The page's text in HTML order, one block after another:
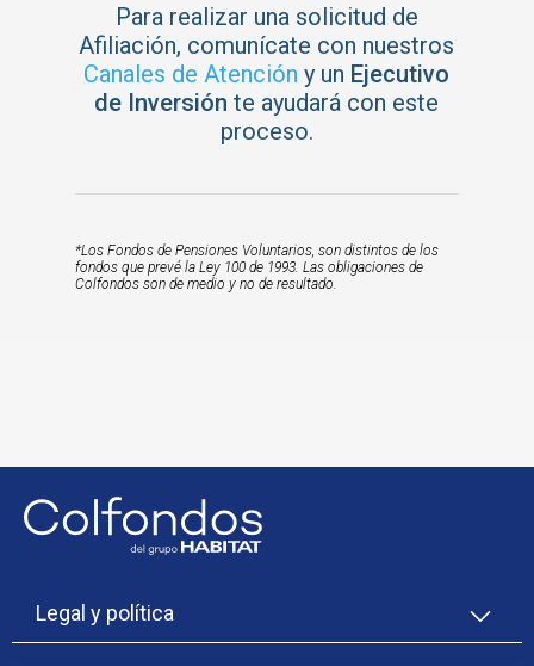
Para realizar una solicitud de
Afiliación, comunícate con nuestros
Canales de Atención y un Ejecutivo
de Inversión te ayudará con este
proceso.
*Los Fondos de Pensiones Voluntarios, son distintos de los
fondos que prevé la Ley 100 de 1993. Las obligaciones de
Colfondos son de medio y no de resultado.
Legal y política